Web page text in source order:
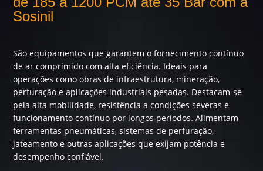
Sosinil
São equipamentos que garantem o fornecimento contínuo
de ar comprimido com alta eficiência. Ideais para
operações como obras de infraestrutura, mineração,
perfuração e aplicações industriais pesadas. Destacam-se
pela alta mobilidade, resistência a condições severas e
funcionamento contínuo por longos períodos. Alimentam
ferramentas pneumáticas, sistemas de perfuração,
jateamento e outras aplicações que exijam potência e
desempenho confiável.